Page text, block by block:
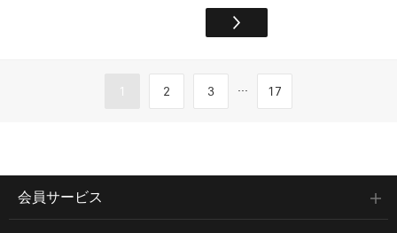
1 2 3 ... 17
会員サービス